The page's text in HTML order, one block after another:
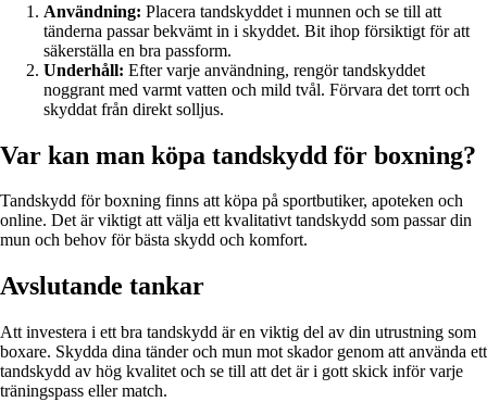
Användning: Placera tandskyddet i munnen och se till att
tänderna passar bekvämt in i skyddet. Bit ihop försiktigt för att
säkerställa en bra passform.
Underhåll: Efter varje användning, rengör tandskyddet
noggrant med varmt vatten och mild tvål. Förvara det torrt och
skyddat från direkt solljus.
Var kan man köpa tandskydd för boxning?
Tandskydd för boxning finns att köpa på sportbutiker, apoteken och
online. Det är viktigt att välja ett kvalitativt tandskydd som passar din
mun och behov för bästa skydd och komfort.
Avslutande tankar
Att investera i ett bra tandskydd är en viktig del av din utrustning som
boxare. Skydda dina tänder och mun mot skador genom att använda ett
tandskydd av hög kvalitet och se till att det är i gott skick inför varje
träningspass eller match.